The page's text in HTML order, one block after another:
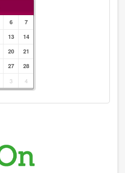
6
7
13
14
20
21
27
28
3 4